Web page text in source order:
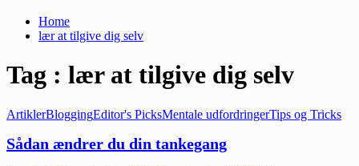
Home
lær at tilgive dig selv
Tag : lær at tilgive dig selv
ArtiklerBloggingEditor's PicksMentale udfordringerTips og Tricks
Sådan ændrer du din tankegang